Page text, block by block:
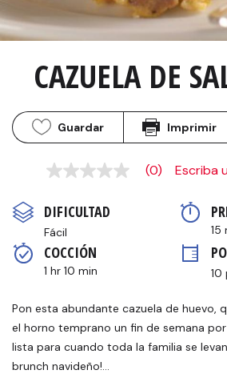
CAZUELA DE
Guardar Imprimir
Sin
en
la
misma
página.
(0) Escriba
DIFICULTAD
Fácil 15
COCCIÓN
1 hr 10 min 10
Pon esta abundante cazuela de huevo,
el horno temprano un fin de semana
lista para cuando toda la familia se
brunch navideño!…